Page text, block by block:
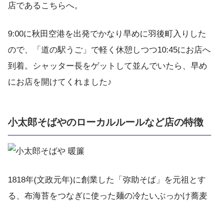
店であるこちらへ。
9:00に秋田空港を出発でかなり早めに羽後町入りした
ので、「道の駅うご」で軽く休憩しつつ10:45にお店へ
到着。シャッター長をゲットして並んでいたら、早め
にお店を開けてくれました♪
小太郎そばやのローカルルールなど店の特徴
1818年(文政元年)に創業した「弥助そば」を元祖とす
る、布海苔をつなぎに使った麺の冷たいぶっかけ蕎麦